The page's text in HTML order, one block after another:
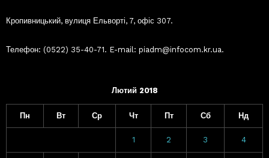
Кропивницький, вулиця Ельворті, 7, офіс 307.
Телефон: (0522) 35-40-71. E-mail: piadm@infocom.kr.ua.
Лютий 2018
Пн Вт Ср Чт Пт Сб Нд
1 2 3 4